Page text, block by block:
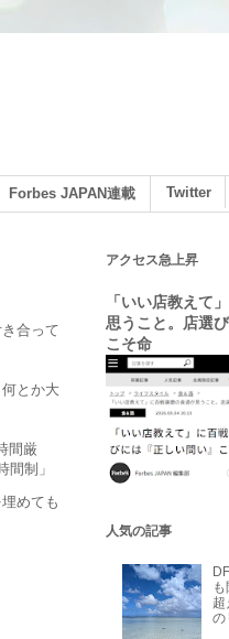
Forbes JAPAN連載 Twitter
合って
とか大
間厳
制」
めても
アクセス急上昇
「いい店教えて
思うこと。店選
こそ命
人気の記事
超
の